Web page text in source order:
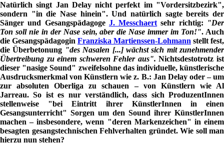
Natürlich singt Jan Delay nicht perfekt im "Vordersitzbezirk",
sondern "in die Nase hinein". Und natürlich sagte bereits der
Sänger und Gesangspädagoge J. Messchaert sehr richtig: "Der
Ton soll nie in der Nase sein, aber die Nase immer im Ton!". Auch
die Gesangspädagogin Franziska Martienssen-Lohmann stellt fest,
die Überbetonung "des Nasalen [...] wächst sich mit zunehmender
Übertreibung zu einem schweren Fehler aus". Nichtsdestotrotz ist
dieser "nasige Sound" zweifelsohne das individuelle, künstlerische
Ausdrucksmerkmal von Künstlern wie z. B.: Jan Delay oder – um
zur absoluten Oberliga zu schauen – von Künstlern wie Al
Jarreau. So ist es nur verständlich, dass sich ProduzentInnen
stellenweise "bei Eintritt ihrer KünstlerInnen in einen
Gesangsunterricht" Sorgen um den Sound ihrer KünstlerInnen
machen – insbesondere, wenn "deren Markenzeichen" in einem
besagten gesangstechnischen Fehlverhalten gründet. Wie soll man
hierzu nun stehen?